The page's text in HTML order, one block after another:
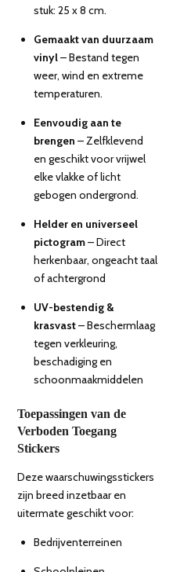
stuk: 25 x 8 cm.
Gemaakt van duurzaam
vinyl– Bestand tegen
weer, wind en extreme
temperaturen.
Eenvoudig aan te
brengen – Zelfklevend
en geschikt voor vrijwel
elke vlakke of licht
gebogen ondergrond.
Helder en universeel
pictogram– Direct
herkenbaar, ongeacht taal
of achtergrond
UV-bestendig &
krasvast– Beschermlaag
tegen verkleuring,
beschadiging en
schoonmaakmiddelen
Toepassingen van de
Verboden Toegang
Stickers
Deze waarschuwingsstickers
zijn breed inzetbaar en
uitermate geschikt voor:
Bedrijventerreinen